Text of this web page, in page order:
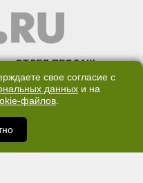
ОТДЕЛ ПРОДАЖ
ДАННЫХ
свое согласие с
данных и на
файлов.